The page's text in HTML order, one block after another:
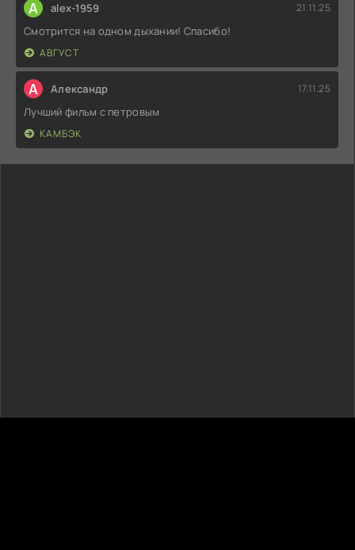
A alex-1959 21.11.25
Смотрится на одном дыхании! Спасибо!
АВГУСТ
А Александр 17.11.25
Лучший фильм с петровым
КАМБЭК